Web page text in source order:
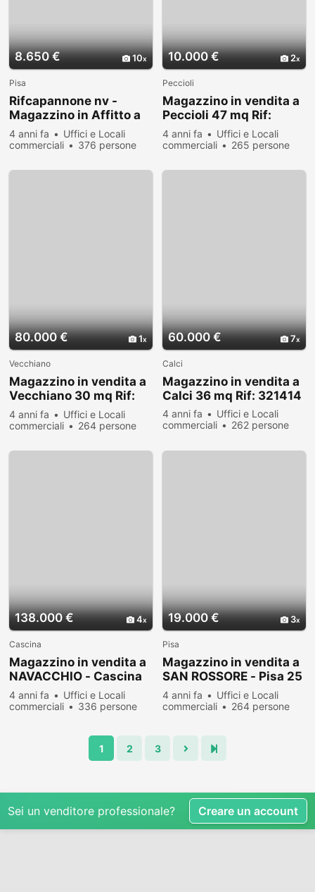
8.650 € 10
Pisa
Rifcapannone nv -
Magazzino in Affitto a
Pisa - Pta a Mare di
1700 mq
4 anni fa
Uffici e Locali
commerciali
376 persone
10.000 € 2
Peccioli
Magazzino in vendita a
Peccioli 47 mq Rif:
392707
4 anni fa
Uffici e Locali
commerciali
265 persone
80.000 € 1
Vecchiano
Magazzino in vendita a
Vecchiano 30 mq Rif:
221208
4 anni fa
Uffici e Locali
commerciali
264 persone
60.000 € 7
Calci
Magazzino in vendita a
Calci 36 mq Rif: 321414
4 anni fa
Uffici e Locali
commerciali
262 persone
138.000 € 4
Cascina
Magazzino in vendita a
NAVACCHIO - Cascina
200 mq Rif: 469149
4 anni fa
Uffici e Locali
commerciali
336 persone
19.000 € 3
Pisa
Magazzino in vendita a
SAN ROSSORE - Pisa 25
mq Rif: 442118
4 anni fa
Uffici e Locali
commerciali
264 persone
1 2 3
Sei un venditore professionale? Creare un account